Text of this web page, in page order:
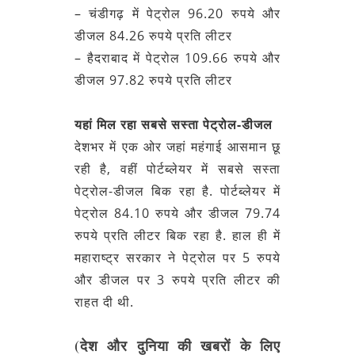
– चंडीगढ़ में पेट्रोल 96.20 रुपये और
डीजल 84.26 रुपये प्रति लीटर
– हैदराबाद में पेट्रोल 109.66 रुपये और
डीजल 97.82 रुपये प्रति लीटर
यहां मिल रहा सबसे सस्ता पेट्रोल-डीजल
देशभर में एक ओर जहां महंगाई आसमान छू
रही है, वहीं पोर्टब्लेयर में सबसे सस्ता
पेट्रोल-डीजल बिक रहा है. पोर्टब्लेयर में
पेट्रोल 84.10 रुपये और डीजल 79.74
रुपये प्रति लीटर बिक रहा है. हाल ही में
महाराष्ट्र सरकार ने पेट्रोल पर 5 रुपये
और डीजल पर 3 रुपये प्रत‍ि लीटर की
राहत दी थी.
(देश और दुनिया की खबरों के लिए